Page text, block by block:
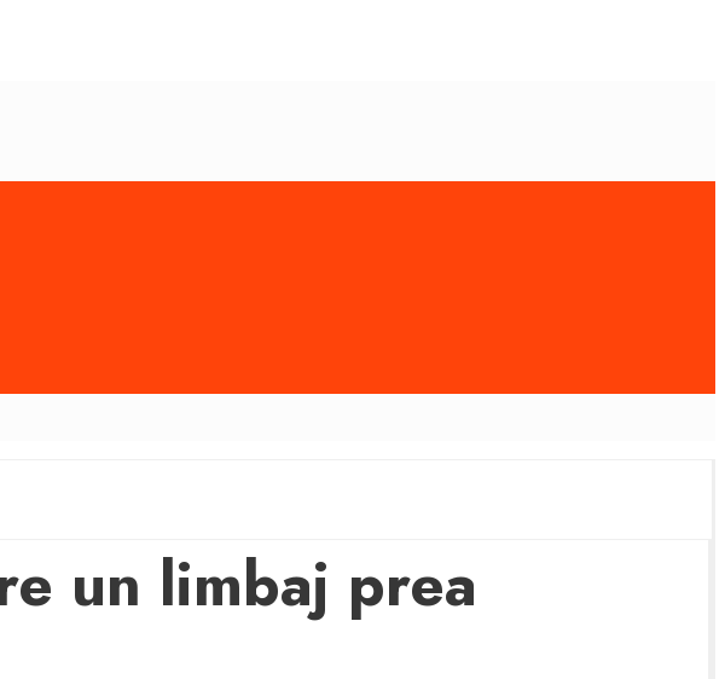
un limbaj prea